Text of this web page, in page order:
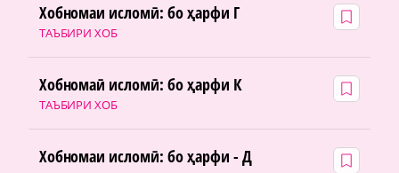
ТАЪБИРИ ХОБ
Хобномаи исломӣ: бо ҳарфи Г
ТАЪБИРИ ХОБ
Хобномаӣ исломӣ: бо ҳарфи К
Хобномаи исломӣ: бо ҳарфи - Д